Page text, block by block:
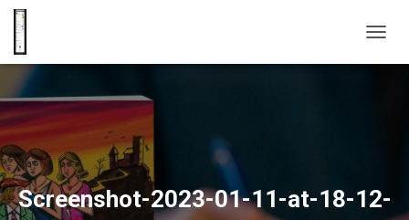
Screenshot-2023-01-11-at-18-12-